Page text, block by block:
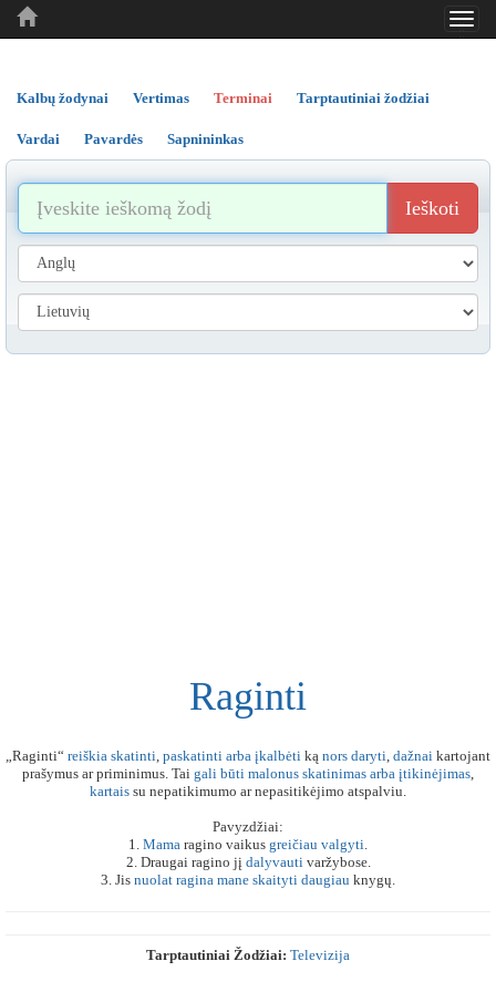
..
..
Kalbų žodynai Vertimas Terminai Tarptautiniai žodžiai
Vardai Pavardės Sapnininkas
Ieškoti
Raginti
„Raginti“ reiškia skatinti, paskatinti arba įkalbėti ką nors daryti, dažnai kartojant
prašymus ar priminimus. Tai gali būti malonus skatinimas arba įtikinėjimas,
kartais su nepatikimumo ar nepasitikėjimo atspalviu.
Pavyzdžiai:
1. Mama ragino vaikus greičiau valgyti.
2. Draugai ragino jį dalyvautivaržybose.
3. Jis nuolat ragina mane skaityti daugiau knygų.
Tarptautiniai Žodžiai: Televizija